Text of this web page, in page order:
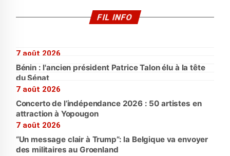
FIL INFO
7 août 2026
Bénin : l'ancien président Patrice Talon élu à la tête
du Sénat
7 août 2026
Concerto de l’indépendance 2026 : 50 artistes en
attraction à Yopougon
7 août 2026
“Un message clair à Trump”: la Belgique va envoyer
des militaires au Groenland